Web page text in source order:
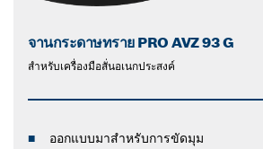
จานกระดาษทราย PRO AVZ 93 G
สำหรับเครื่องมือสั่นอเนกประสงค์
ออกแบบมาสำหรับการขัดมุม